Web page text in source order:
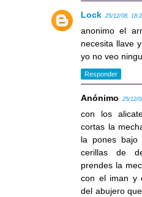
Lock 25/12/08,
anonimo el
necesita llave
yo no veo
Responder
Anónimo 25/12/
con los
cortas la
la pones bajo
cerillas de
prendes la
con el iman y
del abujero